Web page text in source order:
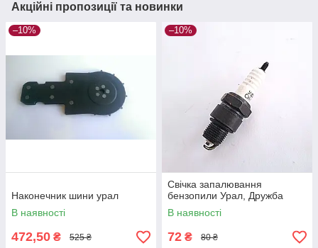
Акційні пропозиції та новинки
–10%
Наконечник шини урал
В наявності
472,50 ₴ 525 ₴
–10%
Свічка запалювання
бензопили Урал, Дружба
В наявності
72 ₴ 80 ₴